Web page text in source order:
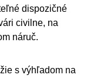
dispozičné
civilne, na
náruč.
s výhľadom na